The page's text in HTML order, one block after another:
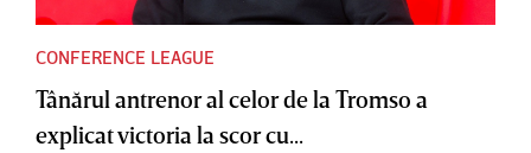
CONFERENCE LEAGUE
Tânărul antrenor al celor de la Tromso a
explicat victoria la scor cu...